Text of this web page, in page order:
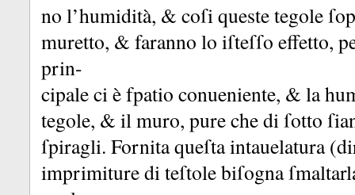
no l’humidità, & coſi queste tegole
muretto, & faranno lo iſteſſo effetto,
prin-
cipale ci è fpatio conueniente, & la
tegole, & il muro, pure che di ſotto
ſpiragli. Fornita queſta intauelatura
imprimiture di teſtole biſogna